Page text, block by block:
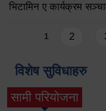
भिटामिन ए कार्यक्रम
Pages
1 2
विशेष सुविधाहरु
सामी परियोजना
(active tab)